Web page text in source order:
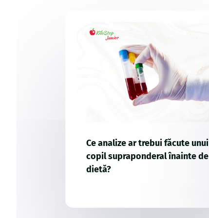
Ce analize ar trebui făcute unui
copil supraponderal înainte de
dietă?